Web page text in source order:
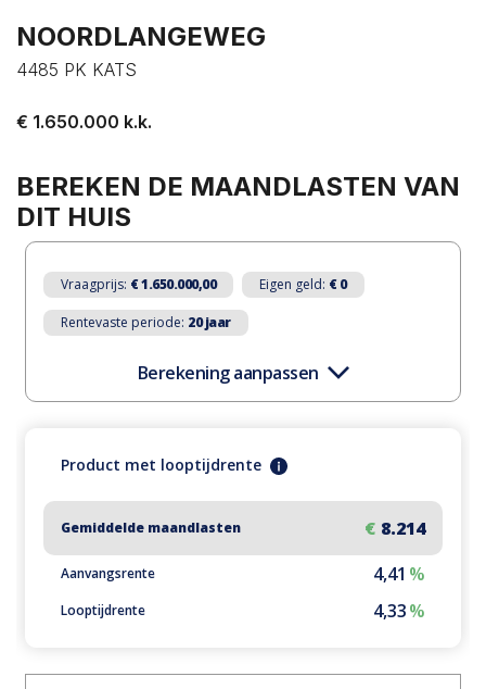
NOORDLANGEWEG
4485 PK KATS
€ 1.650.000 k.k.
BEREKEN DE MAANDLASTEN VAN
DIT HUIS
ZOEKOPDRACHT
PLAATSEN
Plaatsen*